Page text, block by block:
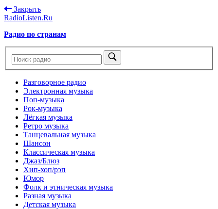
Закрыть
RadioListen.Ru
Радио по странам
Разговорное радио
Электронная музыка
Поп-музыка
Рок-музыка
Лёгкая музыка
Ретро музыка
Танцевальная музыка
Шансон
Классическая музыка
Джаз/Блюз
Хип-хоп/рэп
Юмор
Фолк и этническая музыка
Разная музыка
Детская музыка